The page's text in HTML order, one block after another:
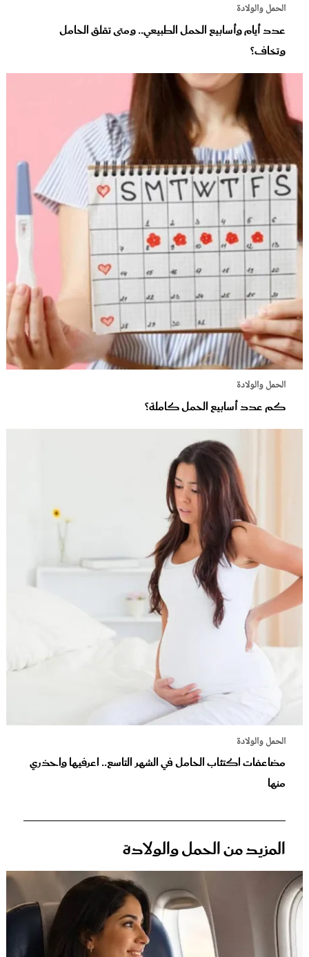
الحمل والولادة
عدد أيام وأسابيع الحمل الطبيعي.. ومتى تقلق الحامل
وتخاف؟
الحمل والولادة
كم عدد أسابيع الحمل كاملة؟
الحمل والولادة
مضاعفات اكتئاب الحامل في الشهر التاسع.. اعرفيها واحذري
منها
المزيد من الحمل والولادة